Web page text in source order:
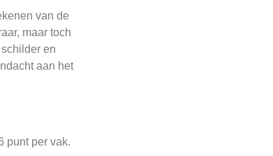
van de
maar toch
en
aan het
punt per vak.